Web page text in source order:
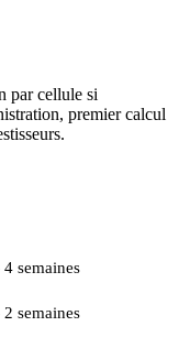
par cellule si
premier calcul
4 semaines
2 semaines